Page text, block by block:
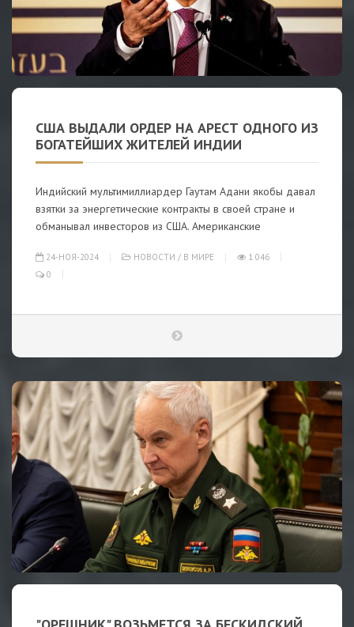
США ВЫДАЛИ ОРДЕР НА АРЕСТ ОДНОГО ИЗ
БОГАТЕЙШИХ ЖИТЕЛЕЙ ИНДИИ
Индийский мультимиллиардер Гаутам Адани якобы давал
взятки за энергетические контракты в своей стране и
обманывал инвесторов из США. Американские
24-НОЯ-2024 НОВОСТИ / В МИРЕ
1 046
0